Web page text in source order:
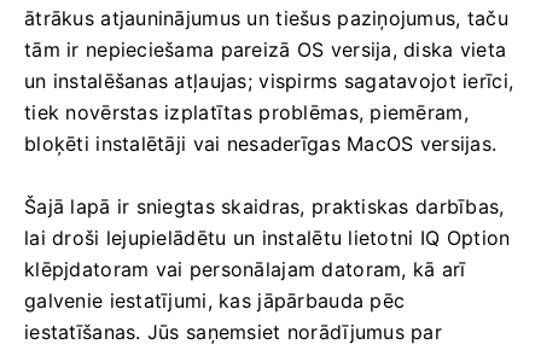
ātrākus atjauninājumus un tiešus paziņojumus, taču
tām ir nepieciešama pareizā OS versija, diska vieta
un instalēšanas atļaujas; vispirms sagatavojot ierīci,
tiek novērstas izplatītas problēmas, piemēram,
bloķēti instalētāji vai nesaderīgas MacOS versijas.
Šajā lapā ir sniegtas skaidras, praktiskas darbības,
lai droši lejupielādētu un instalētu lietotni IQ Option
klēpjdatoram vai personālajam datoram, kā arī
galvenie iestatījumi, kas jāpārbauda pēc
iestatīšanas. Jūs saņemsiet norādījumus par